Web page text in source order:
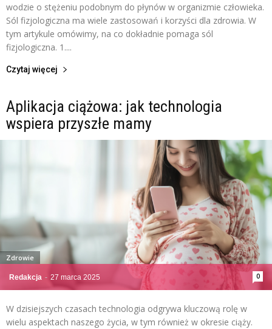
wodzie o stężeniu podobnym do płynów w organizmie człowieka.
Sól fizjologiczna ma wiele zastosowań i korzyści dla zdrowia. W
tym artykule omówimy, na co dokładnie pomaga sól
fizjologiczna. 1....
Czytaj więcej
Aplikacja ciążowa: jak technologia
wspiera przyszłe mamy
Redakcja - 27 marca 2025 0
Zdrowie
W dzisiejszych czasach technologia odgrywa kluczową rolę w
wielu aspektach naszego życia, w tym również w okresie ciąży.